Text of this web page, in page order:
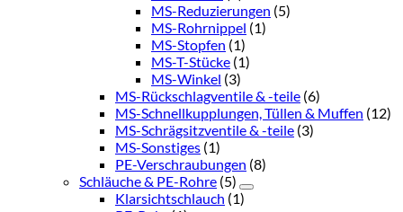
MS-Reduzierungen (5)
MS-Rohrnippel (1)
MS-Stopfen (1)
MS-T-Stücke (1)
MS-Winkel (3)
MS-Rückschlagventile & -teile (6)
MS-Schnellkupplungen, Tüllen & Muffen (12)
MS-Schrägsitzventile & -teile (3)
MS-Sonstiges (1)
PE-Verschraubungen (8)
Schläuche & PE-Rohre (5)
Klarsichtschlauch (1)